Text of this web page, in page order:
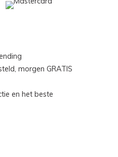
morgen GRATIS
en het beste